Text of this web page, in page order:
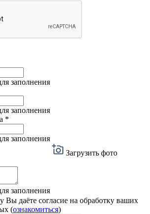
заполнения
заполнения
*
заполнения
Загрузить фото
заполнения
Вы даёте согласие на обработку ваших
(ознакомиться)